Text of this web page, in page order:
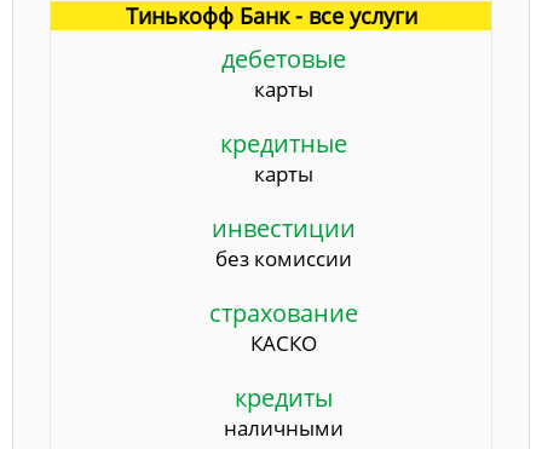
Тинькофф Банк - все услуги
дебетовые
карты
кредитные
карты
инвестиции
без комиссии
страхование
КАСКО
кредиты
наличными